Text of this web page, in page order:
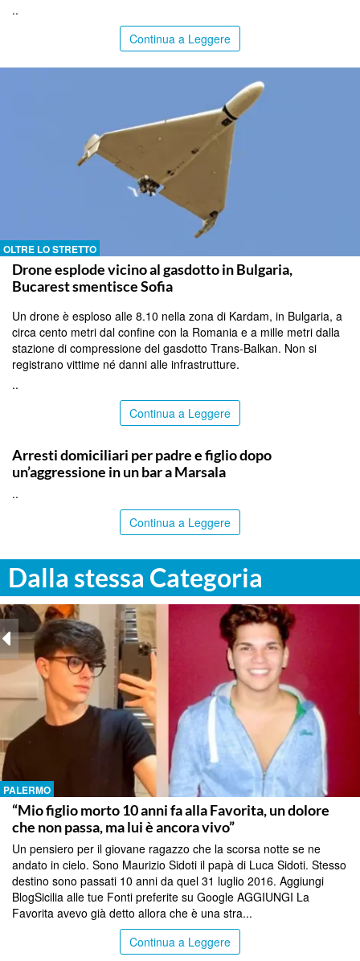
..
Continua a Leggere
OLTRE LO STRETTO
Drone esplode vicino al gasdotto in Bulgaria,
Bucarest smentisce Sofia
Un drone è esploso alle 8.10 nella zona di Kardam, in Bulgaria, a
circa cento metri dal confine con la Romania e a mille metri dalla
stazione di compressione del gasdotto Trans-Balkan. Non si
registrano vittime né danni alle infrastrutture.
..
Continua a Leggere
Arresti domiciliari per padre e figlio dopo
un’aggressione in un bar a Marsala
..
Continua a Leggere
Dalla stessa Categoria
PALERMO
“Mio figlio morto 10 anni fa alla Favorita, un dolore
che non passa, ma lui è ancora vivo”
Un pensiero per il giovane ragazzo che la scorsa notte se ne
andato in cielo. Sono Maurizio Sidoti il papà di Luca Sidoti. Stesso
destino sono passati 10 anni da quel 31 luglio 2016. Aggiungi
BlogSicilia alle tue Fonti preferite su Google AGGIUNGI La
Favorita avevo già detto allora che è una stra...
Continua a Leggere